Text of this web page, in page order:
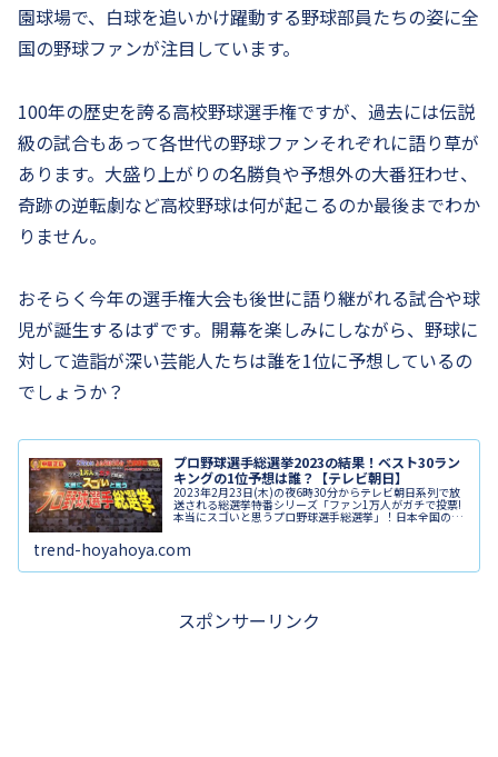
園球場で、白球を追いかけ躍動する野球部員たちの姿に全
国の野球ファンが注目しています。
100年の歴史を誇る高校野球選手権ですが、過去には伝説
級の試合もあって各世代の野球ファンそれぞれに語り草が
あります。大盛り上がりの名勝負や予想外の大番狂わせ、
奇跡の逆転劇など高校野球は何が起こるのか最後までわか
りません。
おそらく今年の選手権大会も後世に語り継がれる試合や球
児が誕生するはずです。開幕を楽しみにしながら、野球に
対して造詣が深い芸能人たちは誰を1位に予想しているの
でしょうか？
プロ野球選手総選挙2023の結果！ベスト30ラン
キングの1位予想は誰？【テレビ朝日】
2023年2月23日(木)の夜6時30分からテレビ朝日系列で放
送される総選挙特番シリーズ「ファン1万人がガチで投票!
本当にスゴいと思うプロ野球選手総選挙」！日本全国のプ
ロ野球ファン1万人に実施したアンケート調査のランキン
trend-hoyahoya.com
スポンサーリンク